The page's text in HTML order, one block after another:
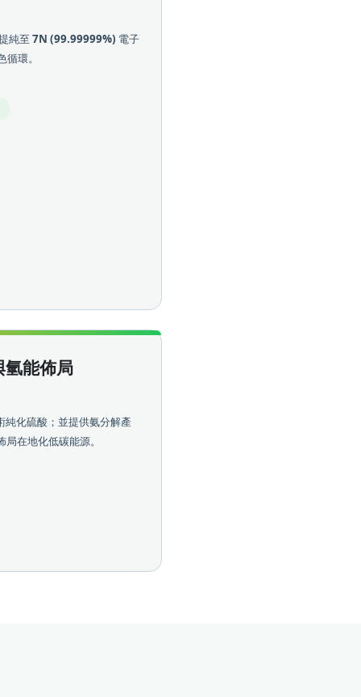
純至7N (99.99999%) 電子
環。
氫能佈局
純化硫酸；並提供氨分解產
局在地化低碳能源。